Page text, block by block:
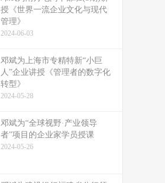
授《世界一流企业文化与现代
管理》
2024-06-03
邓斌为上海市专精特新“小巨
人”企业讲授《管理者的数字化
转型》
2024-05-28
邓斌为“全球视野·产业领导
者”项目的企业家学员授课
2024-05-26